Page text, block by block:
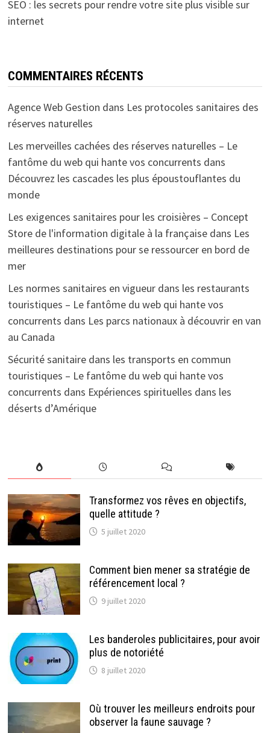
SEO : les secrets pour rendre votre site plus visible sur
internet
COMMENTAIRES RÉCENTS
Agence Web Gestion dans Les protocoles sanitaires des
réserves naturelles
Les merveilles cachées des réserves naturelles – Le
fantôme du web qui hante vos concurrents dans
Découvrez les cascades les plus époustouflantes du
monde
Les exigences sanitaires pour les croisières – Concept
Store de l'information digitale à la françaisedans Les
meilleures destinations pour se ressourcer en bord de
mer
Les normes sanitaires en vigueur dans les restaurants
touristiques – Le fantôme du web qui hante vos
concurrents dans Les parcs nationaux à découvrir en van
au Canada
Sécurité sanitaire dans les transports en commun
touristiques – Le fantôme du web qui hante vos
concurrents dans Expériences spirituelles dans les
déserts d’Amérique
Transformez vos rêves en objectifs,
quelle attitude ?
5 juillet 2020
Comment bien mener sa stratégie de
référencement local ?
9 juillet 2020
Les banderoles publicitaires, pour avoir
plus de notoriété
8 juillet 2020
Où trouver les meilleurs endroits pour
observer la faune sauvage ?